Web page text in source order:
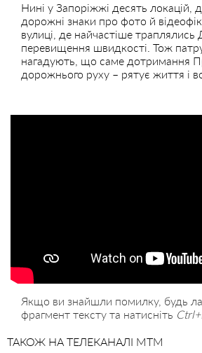
Нині у Запоріжжі десять локацій,
дорожні знаки про фото й
вулиці, де найчастіше траплялись
перевищення швидкості. Тож
нагадують, що саме дотримання
дорожнього руху – рятує життя і
Якщо ви знайшли помилку, будь
фрагмент тексту та натисніть
ТАКОЖ НА ТЕЛЕКАНАЛІ MTM